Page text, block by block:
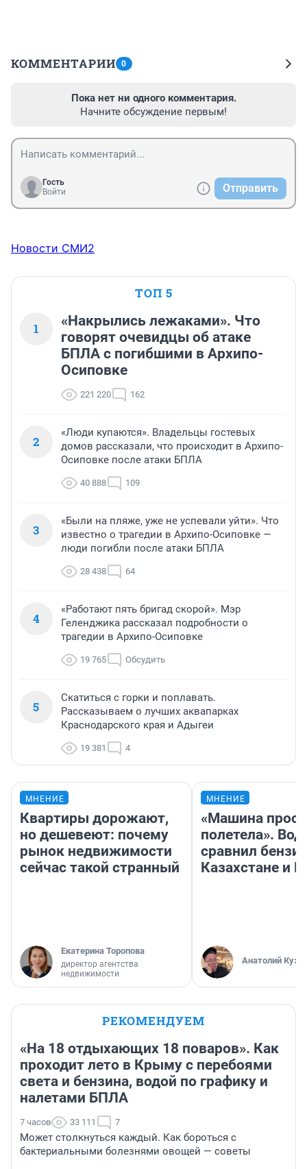
КОММЕНТАРИИ 0
Пока нет ни одного комментария.
Начните обсуждение первым!
Гость
Войти
Отправить
Новости СМИ2
ТОП 5
1
«Накрылись лежаками». Что
говорят очевидцы об атаке
БПЛА с погибшими в Архипо-
Осиповке
221 220 162
2
«Люди купаются». Владельцы гостевых
домов рассказали, что происходит в Архипо-
Осиповке после атаки БПЛА
40 888 109
3
«Были на пляже, уже не успевали уйти». Что
известно о трагедии в Архипо-Осиповке —
люди погибли после атаки БПЛА
28 438 64
4
«Работают пять бригад скорой». Мэр
Геленджика рассказал подробности о
трагедии в Архипо-Осиповке
19 765 Обсудить
5
Скатиться с горки и поплавать.
Рассказываем о лучших аквапарках
Краснодарского края и Адыгеи
19 381 4
МНЕНИЕ
Квартиры дорожают,
но дешевеют: почему
рынок недвижимости
сейчас такой странный
Екатерина Торопова
директор агентства
недвижимости
МНЕНИЕ
«Машина
полетела».
сравнил
Казахстане и
Анатолий
РЕКОМЕНДУЕМ
«На 18 отдыхающих 18 поваров». Как
проходит лето в Крыму с перебоями
света и бензина, водой по графику и
налетами БПЛА
7 часов 33 111 7
Может столкнуться каждый. Как бороться с
бактериальными болезнями овощей — советы